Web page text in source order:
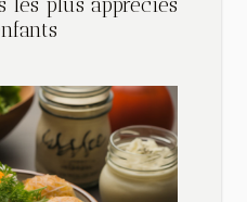
les plus appréciés